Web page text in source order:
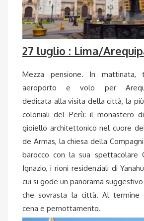
27 luglio : Lima/
Mezza pensione. In mattinata,
aeroporto e volo per
dedicata alla visita della città, la
coloniali del Perù: il monastero
gioiello architettonico nel cuore
de Armas, la chiesa della
barocco con la sua spettacolare
Ignazio, i rioni residenziali di
cui si gode un panorama
che sovrasta la città. Al termine
cena e pernottamento.